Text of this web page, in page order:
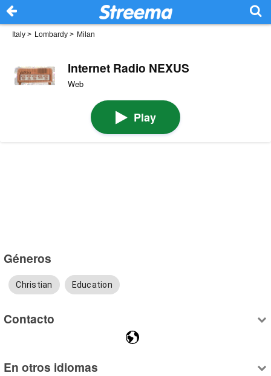
Italy > Lombardy > Milan
Internet Radio NEXUS
Web
Play
Géneros
Christian Education
Contacto
En otros idiomas